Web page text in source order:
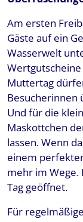
Am ersten
Gäste auf ein
Wasserwelt
Muttertag
Besucherinnen
Und für die
Maskottchen
lassen. Wenn
einem
mehr im Wege.
Tag geöffnet.
Für